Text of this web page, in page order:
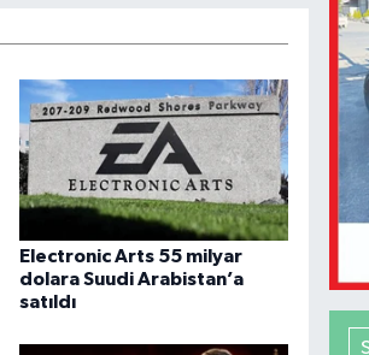
Electronic Arts 55 milyar
dolara Suudi Arabistan’a
satıldı